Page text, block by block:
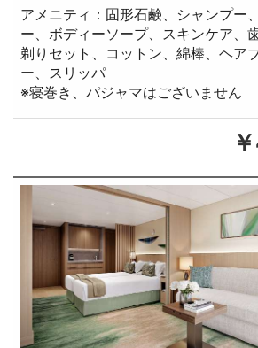
アメニティ：固形石鹸、シャンプー
ー、ボディーソープ、スキンケア、
剃りセット、コットン、綿棒、ヘア
ー、スリッパ
※寝巻き、パジャマはございません